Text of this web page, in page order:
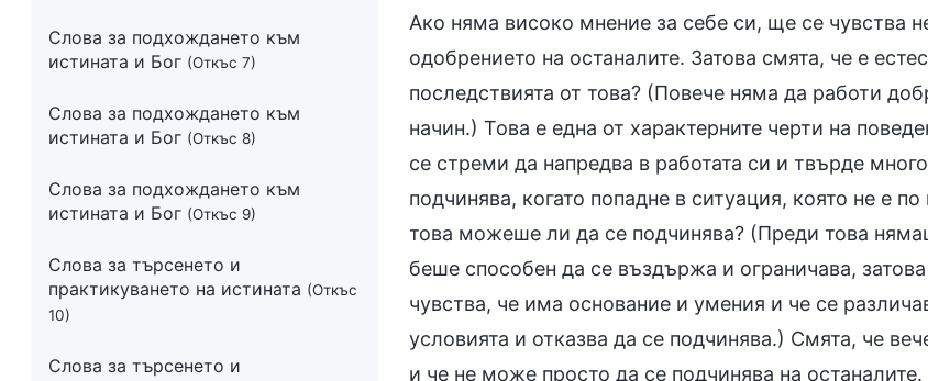
Слова за подхождането към
истината и Бог (Откъс 7)
Слова за подхождането към
истината и Бог (Откъс 8)
Слова за подхождането към
истината и Бог (Откъс 9)
Слова за търсенето и
практикуването на истината (Откъс
10)
Слова за търсенето и
Ако няма високо мнение за себе си, ще се чувства
одобрението на останалите. Затова смята, че е
последствията от това? (Повече няма да работи
начин.) Това е една от характерните черти на
се стреми да напредва в работата си и твърде
подчинява, когато попадне в ситуация, която не е
това можеше ли да се подчинява? (Преди това
беше способен да се въздържа и ограничава,
чувства, че има основание и умения и че се
условията и отказва да се подчинява.) Смята, че
и че не може просто да се подчинява на